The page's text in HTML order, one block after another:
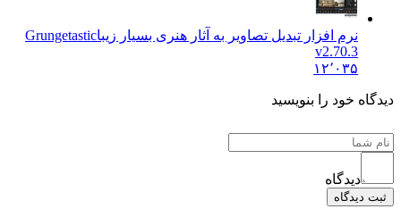
نرم افزار تبدیل تصاویر به آثار هنری بسیار زیباGrungetastic
v2.70.3
۱۲٬۰۳۵
خود را بنویسید
دیدگاه